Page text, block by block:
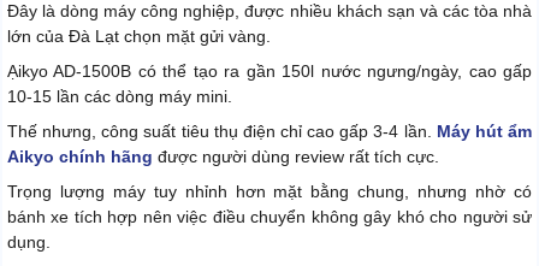
Đây là dòng máy công nghiệp, được nhiều khách sạn và các tòa nhà
lớn của Đà Lạt chọn mặt gửi vàng.
Ạikyo AD-1500B có thể tạo ra gần 150l nước ngưng/ngày, cao gấp
10-15 lần các dòng máy mini.
Thế nhưng, công suất tiêu thụ điện chỉ cao gấp 3-4 lần. Máy hút ẩm
Aikyo chính hãng được người dùng review rất tích cực.
Trọng lượng máy tuy nhỉnh hơn mặt bằng chung, nhưng nhờ có
bánh xe tích hợp nên việc điều chuyển không gây khó cho người sử
dụng.